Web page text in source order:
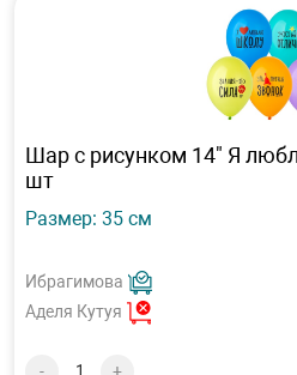
Шар с рисунком 14" Я
шт
Размер: 35 см
Ибрагимова
Аделя Кутуя